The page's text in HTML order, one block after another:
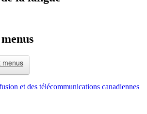
menus
et des télécommunications canadiennes